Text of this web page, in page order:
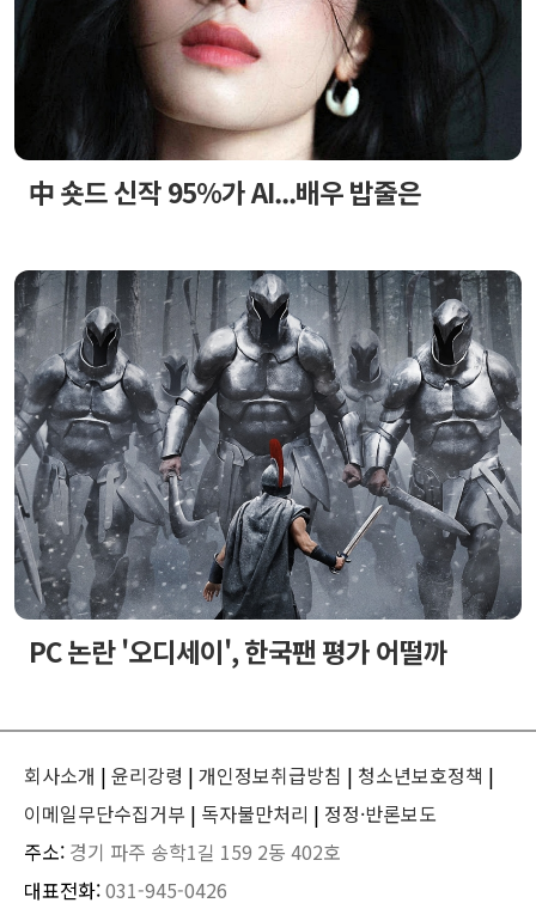
中 숏드 신작 95%가 AI...배우 밥줄은
PC 논란 '오디세이', 한국팬 평가 어떨까
회사소개 | 윤리강령 | 개인정보취급방침 | 청소년보호정책 |
이메일무단수집거부 | 독자불만처리 | 정정·반론보도
주소: 경기 파주 송학1길 159 2동 402호
대표전화:031-945-0426